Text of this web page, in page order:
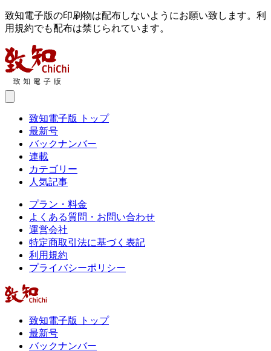
致知電子版の印刷物は配布しないようにお願い致します。利
用規約でも配布は禁じられています。
致知電子版 トップ
最新号
バックナンバー
連載
カテゴリー
人気記事
プラン・料金
よくある質問・お問い合わせ
運営会社
特定商取引法に基づく表記
利用規約
プライバシーポリシー
致知電子版 トップ
最新号
バックナンバー